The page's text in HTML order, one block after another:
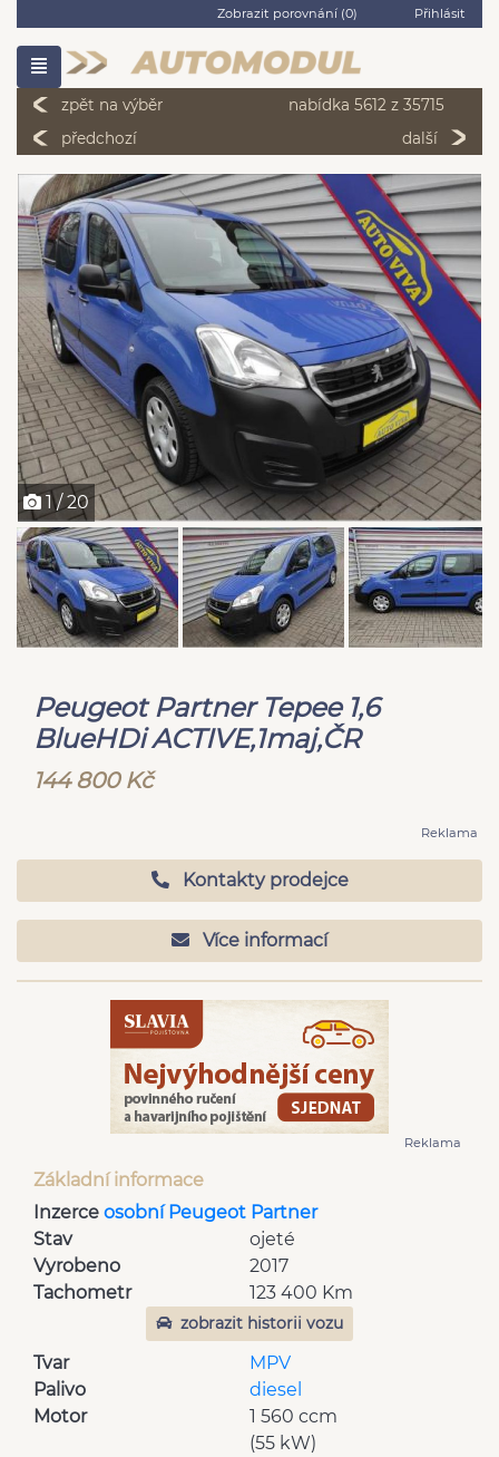
Zobrazit porovnání (0) Přihlásit
zpět na výběr
nabídka 5612 z 35715
předchozí
další
1 / 20
Peugeot Partner Tepee 1,6
BlueHDi ACTIVE,1maj,ČR
144 800 Kč
Reklama
Kontakty prodejce
Více informací
Reklama
Základní informace
Inzerce osobní Peugeot Partner
Stav
ojeté
Vyrobeno
2017
Tachometr
123 400 Km
zobrazit historii vozu
Tvar
MPV
Palivo
diesel
Motor
1 560 ccm
(55 kW)